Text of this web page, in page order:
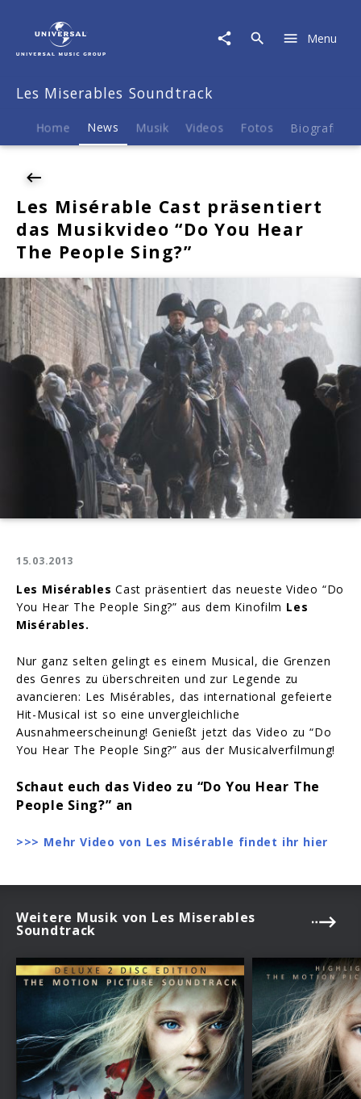
Miserables
Soundtrack
Misérable
Cast
"Do
You
Hear
The
People
Sing?"
Menu
Les Miserables Soundtrack
Home News Musik Videos Fotos Biografie
Les Misérable Cast präsentiert
das Musikvideo “Do You Hear
The People Sing?”
15.03.2013
Les Misérables Cast präsentiert das neueste Video “Do
You Hear The People Sing?” aus dem Kinofilm Les
Misérables.
Nur ganz selten gelingt es einem Musical, die Grenzen
des Genres zu überschreiten und zur Legende zu
avancieren: Les Misérables, das international gefeierte
Hit-Musical ist so eine unvergleichliche
Ausnahmeerscheinung! Genießt jetzt das Video zu “Do
You Hear The People Sing?” aus der Musicalverfilmung!
Schaut euch das Video zu “Do You Hear The
People Sing?” an
>>> Mehr Video von Les Misérable findet ihr hier
Weitere Musik von Les Miserables
Soundtrack